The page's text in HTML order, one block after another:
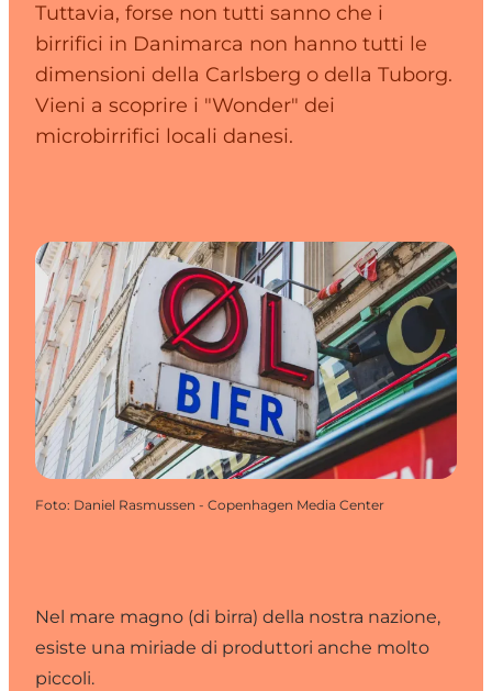
Tuttavia, forse non tutti sanno che i
birrifici in Danimarca non hanno tutti le
dimensioni della Carlsberg o della Tuborg.
Vieni a scoprire i "Wonder" dei
microbirrifici locali danesi.
Foto: Daniel Rasmussen - Copenhagen Media Center
Nel mare magno (di birra) della nostra nazione,
esiste una miriade di produttori anche molto
piccoli.